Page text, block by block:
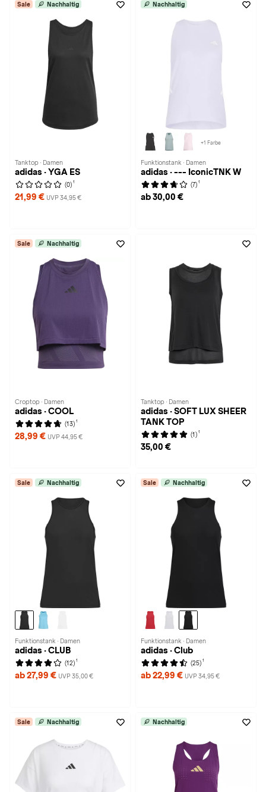
Sale Nachhaltig
Tanktop · Damen
adidas · YGA ES
(0) 1
21,99 € UVP 34,95 €
Nachhaltig
+1 Farbe
Funktionstank · Damen
adidas · --- IconicTNK W
(7) 1
ab 30,00 €
Sale Nachhaltig
Croptop · Damen
adidas · COOL
(13) 1
28,99 € UVP 44,95 €
Tanktop · Damen
adidas · SOFT LUX SHEER
TANK TOP
(1) 1
35,00 €
Sale Nachhaltig
Funktionstank · Damen
adidas · CLUB
(12) 1
ab 27,99 € UVP 35,00 €
Sale Nachhaltig
Funktionstank · Damen
adidas · Club
(25) 1
ab 22,99 € UVP 34,95 €
Sale Nachhaltig Nachhaltig